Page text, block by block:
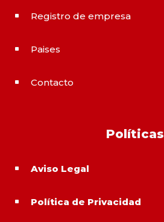
^ Registro de empresa
^ Paises
^ Contacto
Políticas
^ Aviso Legal
^ Política de Privacidad